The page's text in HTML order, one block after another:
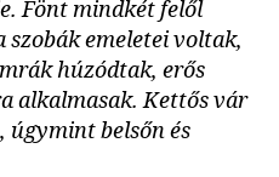
Fönt mindkét felől
szobák emeletei voltak,
húzódtak, erős
alkalmasak. Kettős vár
belsőn és